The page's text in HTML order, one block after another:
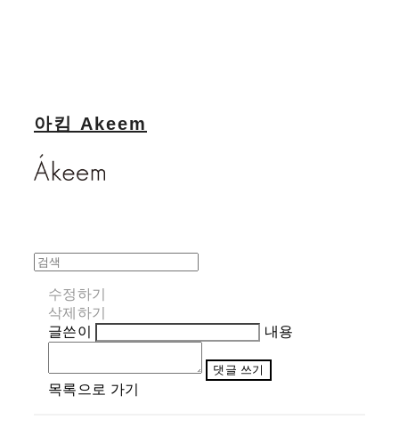
아킴 Akeem
수정하기
삭제하기
글쓴이
내용
댓글 쓰기
목록으로 가기